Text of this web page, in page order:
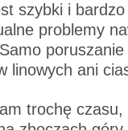
szybki i
problemy
linowych ani
trochę